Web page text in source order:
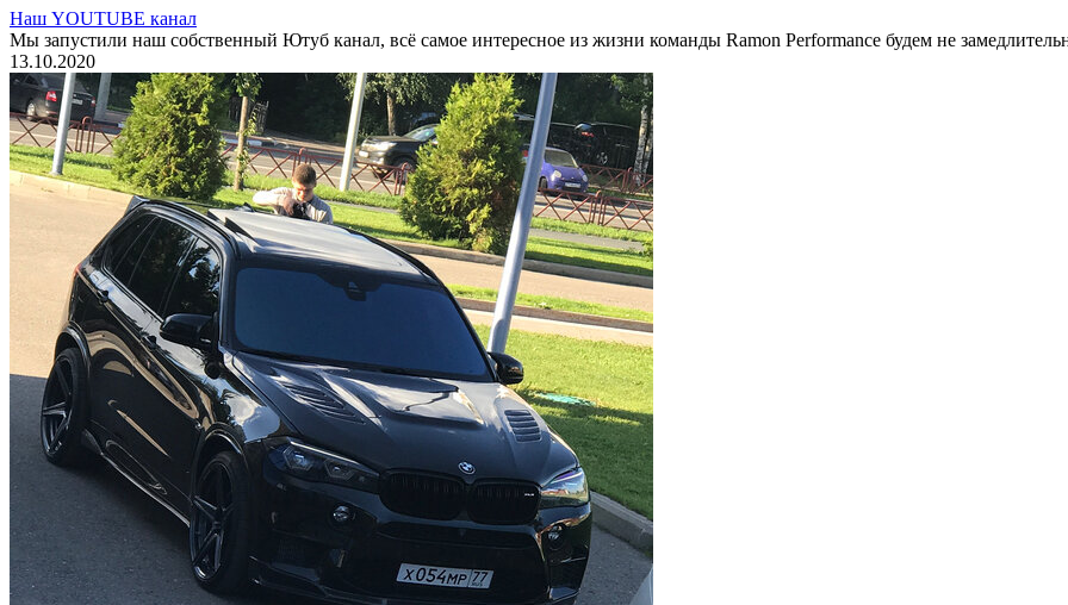
Наш YOUTUBE канал
Мы запустили наш собственный Ютуб канал, всё самое интересное из жизни команды Ramon Performance будем не
13.10.2020